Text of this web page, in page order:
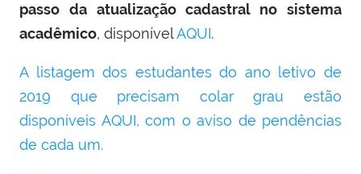
passo da atualização cadastral no sistema
acadêmico, disponívelAQUI.
A listagem dos estudantes do ano letivo de
2019 que precisam colar grau estão
disponíveis AQUI, com o aviso de pendências
de cada um.